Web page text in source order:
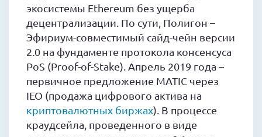
экосистемы Ethereum без ущерба
децентрализации. По сути, Полигон –
Эфириум-совместимый сайд-чейн версии
2.0 на фундаменте протокола консенсуса
PoS (Proof-of-Stake). Апрель 2019 года –
первичное предложение MATIC через
IEO (продажа цифрового актива на
криптовалютных биржах). В процессе
краудсейла, проведенного в виде